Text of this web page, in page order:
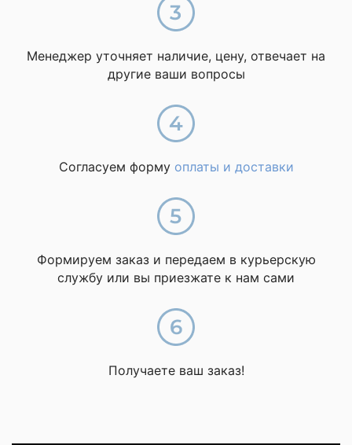
Менеджер уточняет наличие, цену, отвечает на
другие ваши вопросы
Согласуем форму оплаты и доставки
Формируем заказ и передаем в курьерскую
службу или вы приезжате к нам сами
Получаете ваш заказ!